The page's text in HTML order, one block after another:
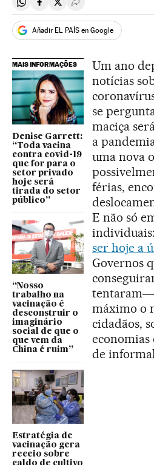
Compartir en Whatsapp
Compartir en Facebook
Compartir en Twitter
Desplegar Redes
Añadir EL PAÍS en Google
MAIS INFORMAÇÕES
Denise Garrett:
“Toda vacina
contra covid-19
que for para o
setor privado
hoje será
tirada do setor
público”
“Nosso
trabalho na
vacinação é
desconstruir o
imaginário
social de que o
que vem da
China é ruim”
Estratégia de
vacinação gera
receio sobre
caldo de cultivo
Um ano
notícias
se
maciça
a
uma nova
férias,
E não só
individuais:
ser hoje a
Governos
máximo o
cidadãos,
economias
de